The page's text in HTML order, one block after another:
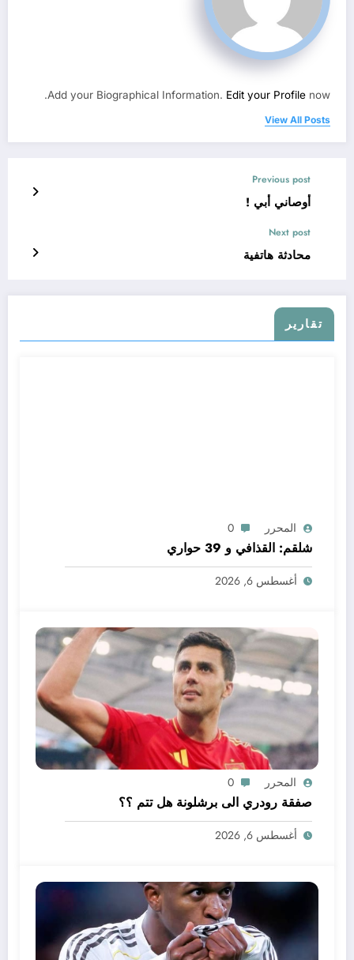
Add your Biographical Information. Edit your Profile now.
View All Posts
Previous post
أوصاني أبي !
Next post
محادثة هاتفية
تقارير
المحرر 0
شلقم: القذافي و 39 حواري
أغسطس 6, 2026
المحرر 0
صفقة رودري الى برشلونة هل تتم ؟؟
أغسطس 6, 2026